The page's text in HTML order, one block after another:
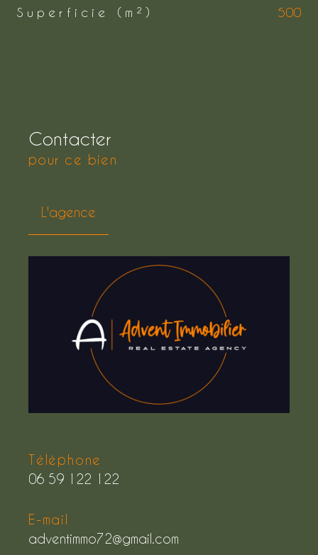
Superficie (m²) 500
Contacter
pour ce bien
L'agence
Téléphone
06 59 122 122
E-mail
adventimmo72@gmail.com